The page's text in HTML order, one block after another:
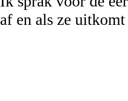
af en als ze